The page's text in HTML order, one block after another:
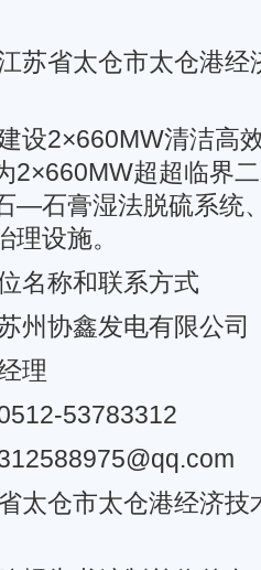
省太仓市太仓港经
2×660MW清洁高
2×660MW超超临界
—石膏湿法脱硫系统
设施。
称和联系方式
协鑫发电有限公司
理
53783312
仓市太仓港经济技